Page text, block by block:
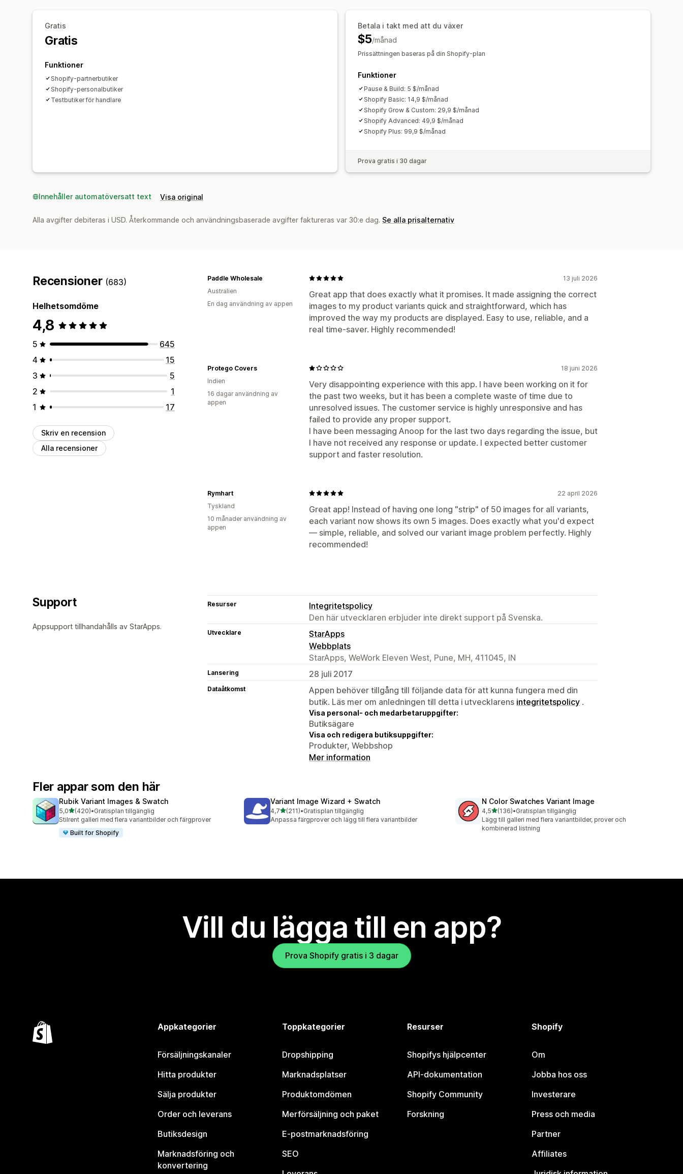
Gratis
Gratis
Funktioner
Shopify-partnerbutiker
Shopify-personalbutiker
Testbutiker för handlare
Betala i takt med att du växer
$5/månad
Prissättningen baseras på din Shopify-plan
Funktioner
Pause & Build: 5 $/månad
Shopify Basic: 14,9 $/månad
Shopify Grow & Custom: 29,9 $/månad
Shopify Advanced: 49,9 $/månad
Shopify Plus: 99,9 $/månad
Prova gratis i 30 dagar
Innehåller automatöversatt text Visa original
Alla avgifter debiteras i USD. Återkommande och användningsbaserade avgifter faktureras var 30:e dag. Se alla prisalternativ
Recensioner (683)
Helhetsomdöme
4,8
5
645
4
15
3
5
2
1
1
17
Skriv en recension
Alla recensioner
13 juli 2026
Great app that does exactly what it promises. It made assigning the correct
images to my product variants quick and straightforward, which has
improved the way my products are displayed. Easy to use, reliable, and a
real time-saver. Highly recommended!
Paddle Wholesale
Australien
En dag användning av appen
18 juni 2026
Very disappointing experience with this app. I have been working on it for
the past two weeks, but it has been a complete waste of time due to
unresolved issues. The customer service is highly unresponsive and has
failed to provide any proper support.
I have been messaging Anoop for the last two days regarding the issue, but
I have not received any response or update. I expected better customer
support and faster resolution.
Protego Covers
Indien
16 dagar användning av
appen
22 april 2026
Great app! Instead of having one long "strip" of 50 images for all variants,
each variant now shows its own 5 images. Does exactly what you'd expect
— simple, reliable, and solved our variant image problem perfectly. Highly
recommended!
Rymhart
Tyskland
10 månader användning av
appen
Support
Appsupport tillhandahålls av StarApps.
Resurser
Integritetspolicy
Den här utvecklaren erbjuder inte direkt support på Svenska.
Utvecklare
StarApps
Webbplats
StarApps, WeWork Eleven West, Pune, MH, 411045, IN
Lansering 28 juli 2017
Dataåtkomst
Appen behöver tillgång till följande data för att kunna fungera med din
butik. Läs mer om anledningen till detta i utvecklarens integritetspolicy .
Visa personal- och medarbetaruppgifter:
Butiksägare
Visa och redigera butiksuppgifter:
Produkter, Webbshop
Mer information
Fler appar som den här
Rubik Variant Images & Swatch
5,0av 5 stjärnor
(420)
420 recensioner totalt
•Gratisplan tillgänglig
Stilrent galleri med flera variantbilder och färgprover
Built for Shopify
Variant Image Wizard + Swatch
4,7av 5 stjärnor
(211)
211 recensioner totalt
•Gratisplan tillgänglig
Anpassa färgprover och lägg till flera variantbilder
N Color Swatches Variant Image
4,5av 5 stjärnor
(136)
136 recensioner totalt
•Gratisplan tillgänglig
Lägg till galleri med flera variantbilder, prover och
kombinerad listning
Vill du lägga till en app?
Prova Shopify gratis i 3 dagar
Appkategorier
Försäljningskanaler
Hitta produkter
Sälja produkter
Order och leverans
Butiksdesign
Marknadsföring och
konvertering
Toppkategorier
Dropshipping
Marknadsplatser
Produktomdömen
Merförsäljning och paket
E-postmarknadsföring
SEO
Resurser
Shopifys hjälpcenter
API-dokumentation
Shopify Community
Forskning
Shopify
Om
Jobba hos oss
Investerare
Press och media
Partner
Affiliates